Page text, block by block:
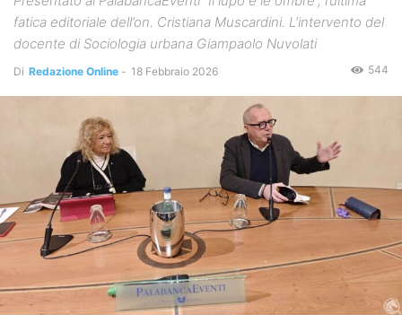
fatica editoriale dell’on. Cristiana Muscardini. L’intervento del
docente di Sociologia urbana Giampaolo Nuvolati
Di Redazione Online - 18 Febbraio 2026 544